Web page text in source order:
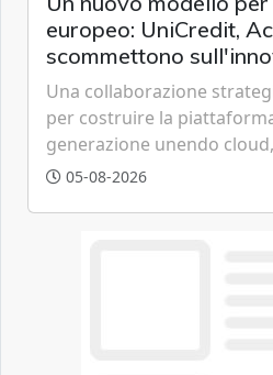
europeo: UniCredit,
scommettono
tecnologica
Una collaborazione
per costruire la
generazione unendo
artificiale.
05-08-2026